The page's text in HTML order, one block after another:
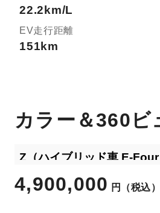
22.2km/L
EV走行距離
151km
カラー＆360ビ
4,900,000 円 （税込）